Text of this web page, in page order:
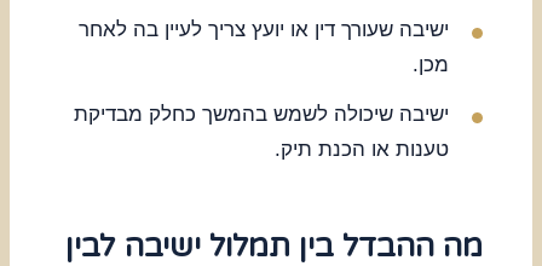
ישיבה שעורך דין או יועץ צריך לעיין בה לאחר
מכן.
ישיבה שיכולה לשמש בהמשך כחלק מבדיקת
טענות או הכנת תיק.
מה ההבדל בין תמלול ישיבה לבין